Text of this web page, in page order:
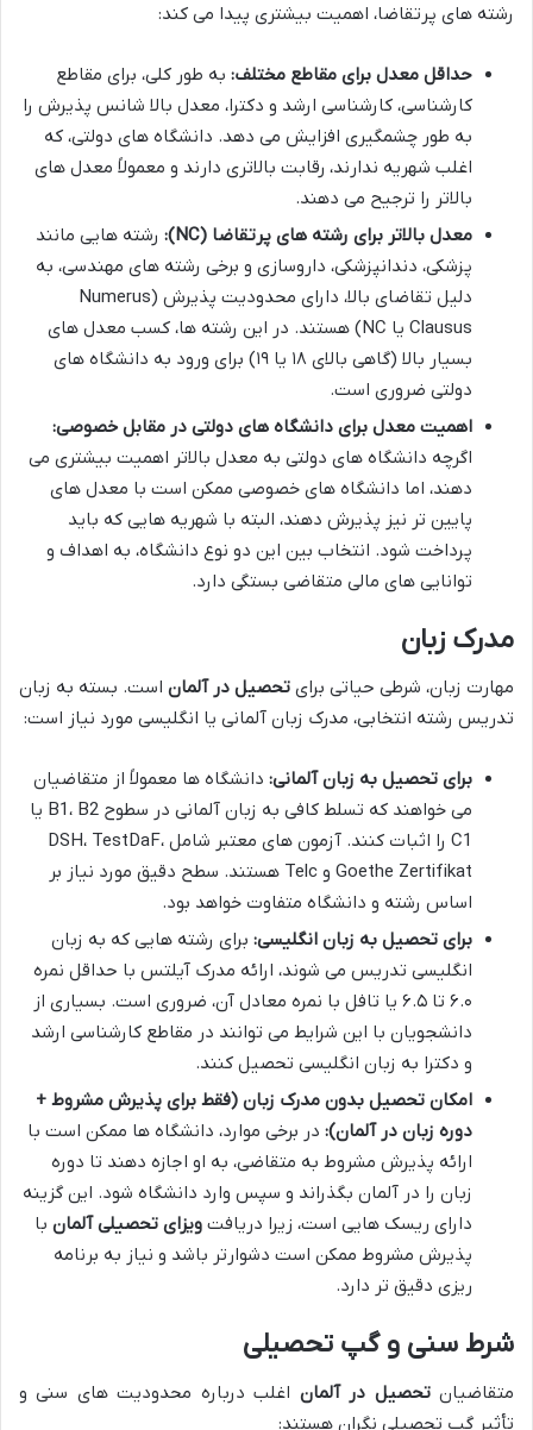
رشته های پرتقاضا، اهمیت بیشتری پیدا می کند:
حداقل معدل برای مقاطع مختلف: به طور کلی، برای مقاطع
کارشناسی، کارشناسی ارشد و دکترا، معدل بالا شانس پذیرش را
به طور چشمگیری افزایش می دهد. دانشگاه های دولتی، که
اغلب شهریه ندارند، رقابت بالاتری دارند و معمولاً معدل های
بالاتر را ترجیح می دهند.
معدل بالاتر برای رشته های پرتقاضا (NC):
رشته هایی مانند
پزشکی، دندانپزشکی، داروسازی و برخی رشته های مهندسی، به
دلیل تقاضای بالا، دارای محدودیت پذیرش (Numerus
Clausus یا NC) هستند. در این رشته ها، کسب معدل های
بسیار بالا (گاهی بالای ۱۸ یا ۱۹) برای ورود به دانشگاه های
دولتی ضروری است.
اهمیت معدل برای دانشگاه های دولتی در مقابل خصوصی:
اگرچه دانشگاه های دولتی به معدل بالاتر اهمیت بیشتری می
دهند، اما دانشگاه های خصوصی ممکن است با معدل های
پایین تر نیز پذیرش دهند، البته با شهریه هایی که باید
پرداخت شود. انتخاب بین این دو نوع دانشگاه، به اهداف و
توانایی های مالی متقاضی بستگی دارد.
مدرک زبان
مهارت زبان، شرطی حیاتی برای تحصیل در آلمان است. بسته به زبان
تدریس رشته انتخابی، مدرک زبان آلمانی یا انگلیسی مورد نیاز است:
برای تحصیل به زبان آلمانی: دانشگاه ها معمولاً از متقاضیان
می خواهند که تسلط کافی به زبان آلمانی در سطوح B1، B2 یا
C1 را اثبات کنند. آزمون های معتبر شامل DSH، TestDaF،
Goethe Zertifikat و Telc هستند. سطح دقیق مورد نیاز بر
اساس رشته و دانشگاه متفاوت خواهد بود.
برای تحصیل به زبان انگلیسی: برای رشته هایی که به زبان
انگلیسی تدریس می شوند، ارائه مدرک آیلتس با حداقل نمره
۶.۰ تا ۶.۵ یا تافل با نمره معادل آن، ضروری است. بسیاری از
دانشجویان با این شرایط می توانند در مقاطع کارشناسی ارشد
و دکترا به زبان انگلیسی تحصیل کنند.
امکان تحصیل بدون مدرک زبان (فقط برای پذیرش مشروط +
دوره زبان در آلمان): در برخی موارد، دانشگاه ها ممکن است با
ارائه پذیرش مشروط به متقاضی، به او اجازه دهند تا دوره
زبان را در آلمان بگذراند و سپس وارد دانشگاه شود. این گزینه
دارای ریسک هایی است، زیرا دریافت ویزای تحصیلی آلمان با
پذیرش مشروط ممکن است دشوارتر باشد و نیاز به برنامه
ریزی دقیق تر دارد.
شرط سنی و گپ تحصیلی
متقاضیانتحصیل در آلمان اغلب درباره محدودیت های سنی و
تأثیر گپ تحصیلی نگران هستند: